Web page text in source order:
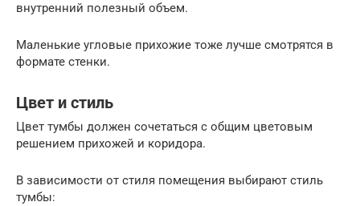
внутренний полезный объем.
Маленькие угловые прихожие тоже лучше смотрятся в
формате стенки.
Цвет и стиль
Цвет тумбы должен сочетаться с общим цветовым
решением прихожей и коридора.
В зависимости от стиля помещения выбирают стиль
тумбы: